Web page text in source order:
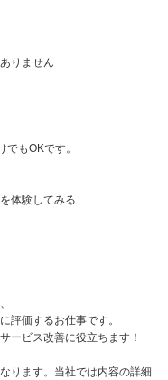
りません
でもOKです。
体験してみる
評価するお仕事です。
ービス改善に役立ちます！
ります。当社では内容の詳細